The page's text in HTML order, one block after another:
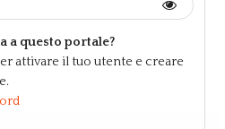
a questo portale?
attivare il tuo utente e creare